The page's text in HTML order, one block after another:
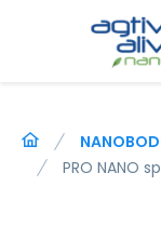
PRO NANO